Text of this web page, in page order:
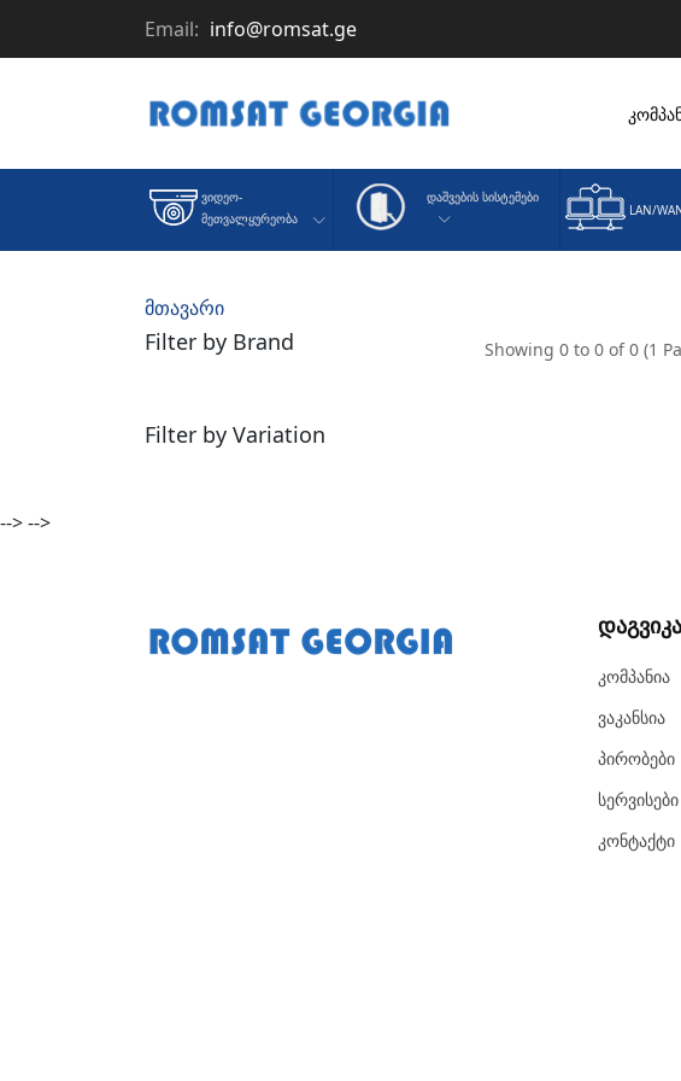
Email: info@romsat.ge
Ვიდეო-
Მეთვალყურეობა
Დაშვების Სისტემები
LAN/
მთავარი
Filter by Brand
Filter by Variation
Showing 0 to 0 of 0 (1
-->-->
Კომპანია
Ვაკანსია
Პირობები
Სერვისები
Კონტაქტი